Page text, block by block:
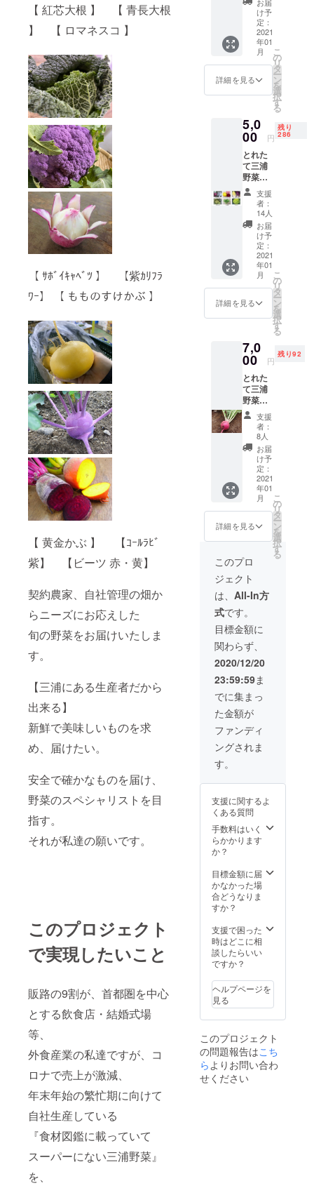
【 紅芯大根 】 【 青長大根
】 【 ロマネスコ 】
【 ｻﾎﾞｲｷｬﾍﾞﾂ 】 【紫ｶﾘﾌﾗ
ﾜｰ】 【 もものすけかぶ 】
【 黄金かぶ 】 【ｺｰﾙﾗﾋﾞ
紫】 【ビーツ 赤・黄】
契約農家、自社管理の畑か
らニーズにお応えした
旬の野菜をお届けいたしま
す。
【三浦にある生産者だから
出来る】
新鮮で美味しいものを求
め、届けたい。
安全で確かなものを届け、
野菜のスペシャリストを目
指す。
それが私達の願いです。
このプロジェクト
で実現したいこと
販路の9割が、首都圏を中心
とする飲食店・結婚式場
等、
外食産業の私達ですが、コ
ロナで売上が激減、
年末年始の繁忙期に向けて
自社生産している
『食材図鑑に載っていて
スーパーにない三浦野菜』
を、
したい。そ
んな思いに
共感して頂
いた飲食店
様の支持に
より、今日
まで成長し
ループです
が、コロナ
禍の影響に
より、非常
に大きな影
響を受けて
おります。
日々畑で育
つ美味しい
野菜を広く
知って頂く
活動を行っ
クトを企画
致しまし
た。初めて
の試みです
ので、色々
不馴れな点
も多いかと
思います
が、ひとつ
づつ学んで
改善努力を
致します。
宜しくお願
い致しま
す。
な大根
が有り
ます。
当グ
ループ
で生産
してい
るメイ
ンの5種
芯大
根・紫
大根・
青長
（青
芯）大
根・紅
くるり
大根・
黒長大
根）の
中から4
種類を1
本づつ
お届け
しま
す。 ス
してそ
のまま
バー
ニャカ
ウダ
や、 ス
ライス
して浅
漬けに
したり
幅広く
使えま
す。 リ
ターン
金額は
送料込
みの設
考欄に
希望時
刻を入
れて頂
けると
助かり
ます。
日時指
定は出
んが、
ヤマト
宅急便
のお届
け希望
時刻に
合わせ
す。
（記載
が無け
れば、
基本的
に午前
な最速
日時で
出荷し
す。）
け予
定：
2021
年01
月
詳細を見る
こ
の
リ
タ
ー
ン
を
選
択
す
る
5,0
00 円
残り
286
とれた
て三浦
野菜（5
～７種
類前
後）を
お届け
しま
す。 年
間120種
類生産
してお
り、三
浦半島
は、冬
はイタ
気候に
近い
為、イ
タリヤ
野菜が
色々と
収穫出
来ま
す。そ
の日、
その日
で一番
鮮度の
いい野
菜をお
届け致
しま
かお楽
しみ下
さい！
（各お
野菜の
説明
カード
を同封
致しま
す） リ
ターン
金額は
送料込
みの設
定で
す。 備
考欄に
お届け
れて頂
助かり
ます。
日時指
定は出
ヤマト
宅急便
のお届
合わせ
て出荷
致しま
す。
が無け
れば、
基本的
に午前
で可能
な最速
日時で
出荷し
て行き
支援
者：
14人
お届
け予
定：
2021
年01
月
詳細を見る
こ
の
リ
タ
ー
ン
を
選
択
す
る
7,0
00 円
残り92
とれた
て三浦
野菜（7
～10種
類前
後）を
お届け
しま
す。 年
間120種
類生産
してお
り、三
浦半島
は、冬
はイタ
リアの
気候に
近い
為、イ
タリヤ
野菜が
色々と
収穫出
来ま
す。そ
の日、
その日
で一番
鮮度の
いい野
菜をお
届け致
しま
かお楽
さい！
（各お
野菜の
説明
カード
致しま
す） リ
ターン
金額は
みの設
定で
す。 備
考欄に
希望時
刻を入
れて頂
けると
ます。
日時指
定は出
来ませ
んが、
支援
者：
8人
お届
け予
定：
2021
年01
月
詳細を見る
こ
の
リ
タ
ー
ン
を
選
択
す
る
このプロ
ジェクト
は、 All-In方
式です。
目標金額に
関わらず、
2020/12/20
23:59:59ま
でに集まっ
た金額が
ファンディ
ングされま
す。
支援に関するよ
くある質問
手数料はいく
らかかります
か？
目標金額に届
かなかった場
合どうなりま
すか？
支援で困った
時はどこに相
談したらいい
ですか？
ヘルプページを
見る
このプロジェクト
の問題報告はこち
ら よりお問い合わ
せください